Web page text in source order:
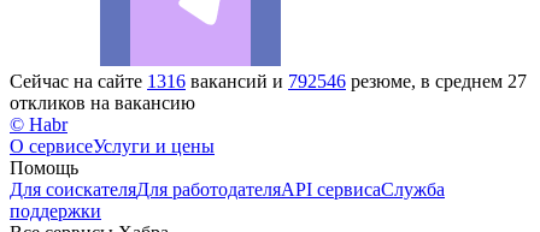
Сейчас на сайте 1316 вакансий и 792546 резюме, в среднем 27
откликов на вакансию
© Habr
О сервисеУслуги и цены
Помощь
Для соискателяДля работодателяAPI сервисаСлужба
поддержки